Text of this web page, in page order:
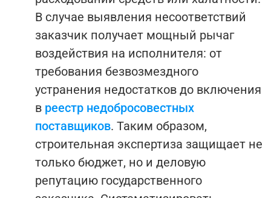
В случае выявления несоответствий
заказчик получает мощный рычаг
воздействия на исполнителя: от
требования безвозмездного
устранения недостатков до включения
в реестр недобросовестных
поставщиков. Таким образом,
строительная экспертиза защищает не
только бюджет, но и деловую
репутацию государственного